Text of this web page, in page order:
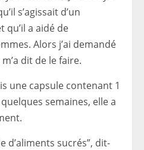
s’agissait d’un
a aidé de
Alors j’ai demandé
dit de le faire.
une capsule contenant 1
semaines, elle a
d’aliments sucrés”, dit-